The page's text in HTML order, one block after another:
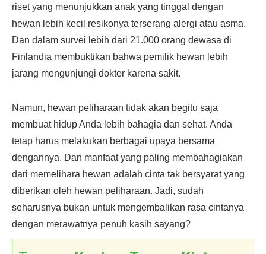
riset yang menunjukkan anak yang tinggal dengan
hewan lebih kecil resikonya terserang alergi atau asma.
Dan dalam survei lebih dari 21.000 orang dewasa di
Finlandia membuktikan bahwa pemilik hewan lebih
jarang mengunjungi dokter karena sakit.
Namun, hewan peliharaan tidak akan begitu saja
membuat hidup Anda lebih bahagia dan sehat. Anda
tetap harus melakukan berbagai upaya bersama
dengannya. Dan manfaat yang paling membahagiakan
dari memelihara hewan adalah cinta tak bersyarat yang
diberikan oleh hewan peliharaan. Jadi, sudah
seharusnya bukan untuk mengembalikan rasa cintanya
dengan merawatnya penuh kasih sayang?